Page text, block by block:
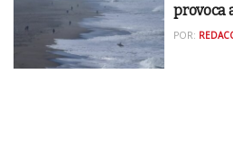
provoca
POR: